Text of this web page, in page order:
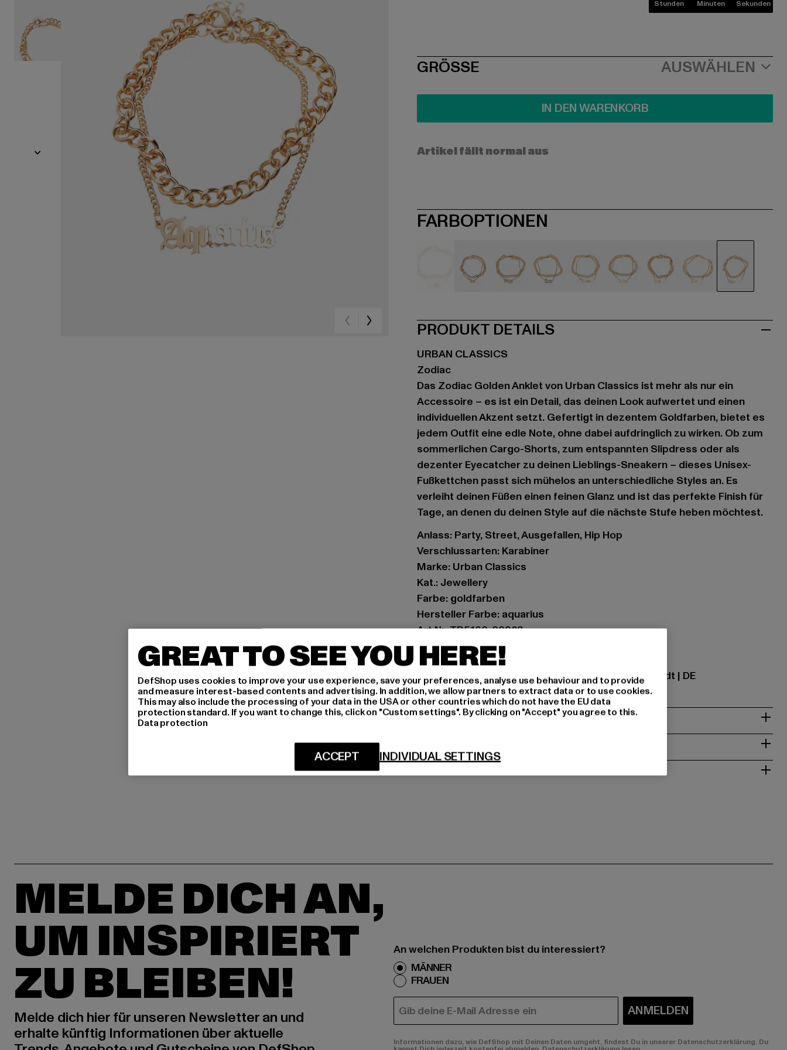
Stunden Minuten Sekunden
SIZE
GRÖSSE AUSWÄHLEN
IN DEN WARENKORB
Artikel fällt normal aus
FARBOPTIONEN
PRODUKT DETAILS
URBAN CLASSICS
Zodiac
Das Zodiac Golden Anklet von Urban Classics ist mehr als nur ein
Accessoire – es ist ein Detail, das deinen Look aufwertet und einen
individuellen Akzent setzt. Gefertigt in dezentem Goldfarben, bietet es
jedem Outfit eine edle Note, ohne dabei aufdringlich zu wirken. Ob zum
sommerlichen Cargo-Shorts, zum entspannten Slipdress oder als
dezenter Eyecatcher zu deinen Lieblings-Sneakern – dieses Unisex-
Fußkettchen passt sich mühelos an unterschiedliche Styles an. Es
verleiht deinen Füßen einen feinen Glanz und ist das perfekte Finish für
Tage, an denen du deinen Style auf die nächste Stufe heben möchtest.
Anlass: Party, Street, Ausgefallen, Hip Hop
Verschlussarten: Karabiner
Marke: Urban Classics
Kat.: Jewellery
Farbe: goldfarben
Hersteller Farbe: aquarius
Art.Nr: TB5160-00923
Hersteller: TB International GmbH |
Dr.-Robert-Murjahn-Straße 7 | 64372 Ober-Ramstadt | DE
GRÖSSE & PASSFORM
LIEFERUNG & RÜCKGABE
MELDE DICH AN,
UM INSPIRIERT
ZU BLEIBEN!
Melde dich hier für unseren Newsletter an und
erhalte künftig Informationen über aktuelle
An welchen Produkten bist du interessiert?
MÄNNER
FRAUEN
E-MAIL ANMELDEN
Informationen dazu, wie DefShop mit Deinen Daten umgeht, findest Du in unserer Datenschutzerklärung. Du
GREAT TO SEE YOU HERE!
DefShop uses cookies to improve your use experience, save your preferences, analyse use behaviour and to provide
and measure interest-based contents and advertising. In addition, we allow partners to extract data or to use cookies.
This may also include the processing of your data in the USA or other countries which do not have the EU data
protection standard. If you want to change this, click on "Custom settings". By clicking on "Accept" you agree to this.
Data protection
INDIVIDUAL SETTINGS
ACCEPT